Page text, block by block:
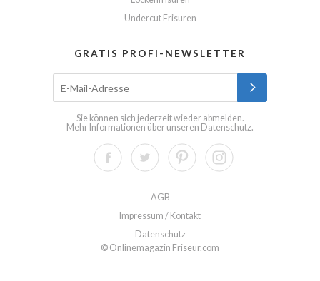
Undercut Frisuren
GRATIS PROFI-NEWSLETTER
Sie können sich jederzeit wieder abmelden.
Mehr Informationen über unseren Datenschutz.
AGB
Impressum / Kontakt
Datenschutz
© Onlinemagazin Friseur.com